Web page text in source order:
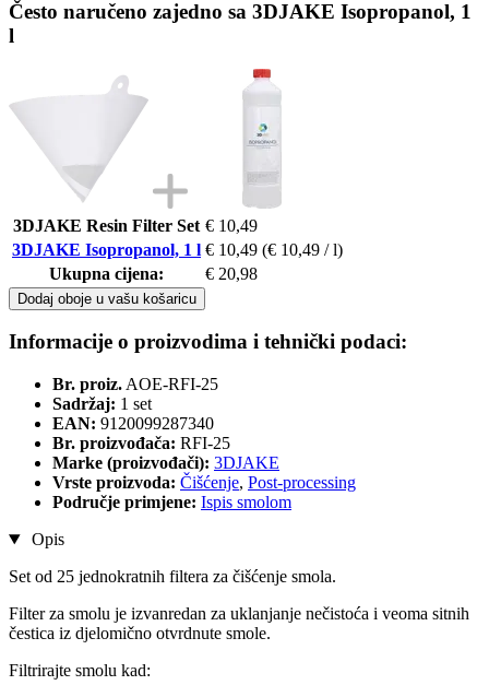
Često naručeno zajedno sa 3DJAKE Isopropanol, 1
l
3DJAKE Resin Filter Set € 10,49
3DJAKE Isopropanol, 1 l € 10,49 (€ 10,49 / l)
Ukupna cijena:
€ 20,98
Dodaj oboje u vašu košaricu
Informacije o proizvodima i tehnički podaci:
Br. proiz. AOE-RFI-25
Sadržaj: 1 set
EAN: 9120099287340
Br. proizvođača: RFI-25
Marke (proizvođači): 3DJAKE
Vrste proizvoda: Čišćenje, Post-processing
Područje primjene: Ispis smolom
Opis
Set od 25 jednokratnih filtera za čišćenje smola.
Filter za smolu je izvanredan za uklanjanje nečistoća i veoma sitnih
čestica iz djelomično otvrdnute smole.
Filtrirajte smolu kad: